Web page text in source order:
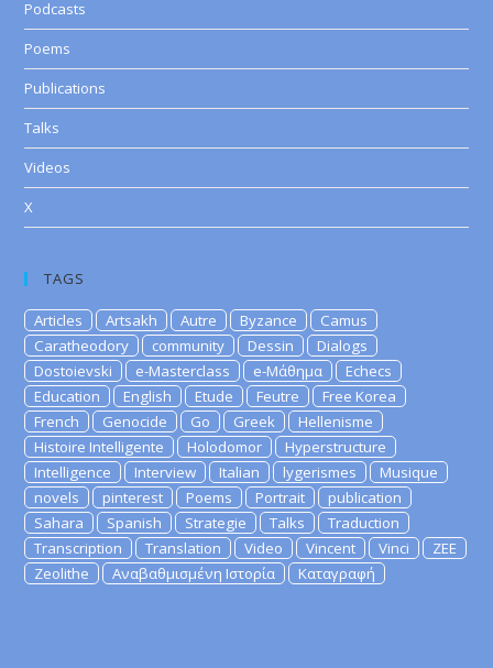
Podcasts
Poems
Publications
Talks
Videos
X
TAGS
Articles Artsakh Autre Byzance
Camus
Caratheodory
community Dessin
Dialogs
Dostoievski
e-Masterclass e-Μάθημα
Echecs
Education
English Etude Feutre
Free Korea
French
Genocide Go Greek
Hellenisme
Histoire Intelligente
Holodomor
Hyperstructure
Intelligence
Interview Italian lygerismes
Musique
novels
pinterest Poems Portrait
publication
Sahara
Spanish Strategie Talks
Traduction
Transcription
Translation Video Vincent Vinci
ZEE
Zeolithe
Αναβαθμισμένη Ιστορία Καταγραφή